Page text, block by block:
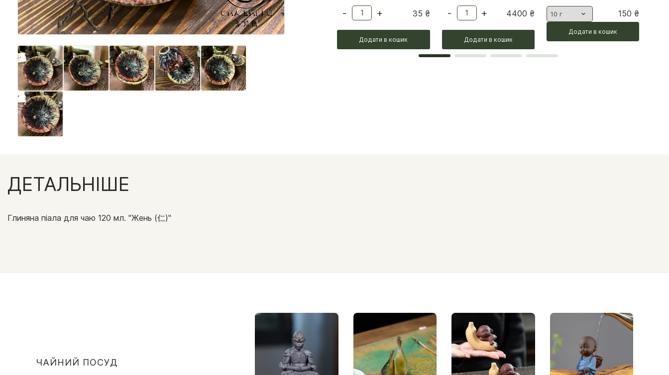
35 ₴
- +
Додати в кошик
4400 ₴
- +
Додати в кошик
150 ₴
Додати в кошик
ДЕТАЛЬНІШЕ
Глиняна піала для чаю 120 мл. "Жень (仁)"
ЧАЙНИЙ ПОСУД